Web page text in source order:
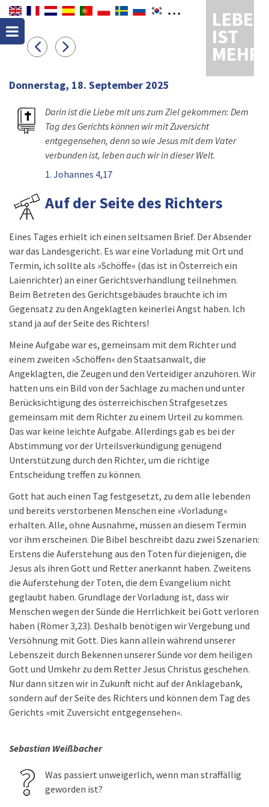
LEBEN
IST
MEHR
Donnerstag, 18. September 2025
Darin ist die Liebe mit uns zum Ziel gekommen: Dem
Tag des Gerichts können wir mit Zuversicht
entgegensehen, denn so wie Jesus mit dem Vater
verbunden ist, leben auch wir in dieser Welt.
1. Johannes 4,17
Auf der Seite des Richters
Eines Tages erhielt ich einen seltsamen Brief. Der Absender
war das Landesgericht. Es war eine Vorladung mit Ort und
Termin, ich sollte als »Schöffe« (das ist in Österreich ein
Laienrichter) an einer Gerichtsverhandlung teilnehmen.
Beim Betreten des Gerichtsgebäudes brauchte ich im
Gegensatz zu den Angeklagten keinerlei Angst haben. Ich
stand ja auf der Seite des Richters!
Meine Aufgabe war es, gemeinsam mit dem Richter und
einem zweiten »Schöffen« den Staatsanwalt, die
Angeklagten, die Zeugen und den Verteidiger anzuhören. Wir
hatten uns ein Bild von der Sachlage zu machen und unter
Berücksichtigung des österreichischen Strafgesetzes
gemeinsam mit dem Richter zu einem Urteil zu kommen.
Das war keine leichte Aufgabe. Allerdings gab es bei der
Abstimmung vor der Urteilsverkündigung genügend
Unterstützung durch den Richter, um die richtige
Entscheidung treffen zu können.
Gott hat auch einen Tag festgesetzt, zu dem alle lebenden
und bereits verstorbenen Menschen eine »Vorladung«
erhalten. Alle, ohne Ausnahme, müssen an diesem Termin
vor ihm erscheinen. Die Bibel beschreibt dazu zwei Szenarien:
Erstens die Auferstehung aus den Toten für diejenigen, die
Jesus als ihren Gott und Retter anerkannt haben. Zweitens
die Auferstehung der Toten, die dem Evangelium nicht
geglaubt haben. Grundlage der Vorladung ist, dass wir
Menschen wegen der Sünde die Herrlichkeit bei Gott verloren
haben (Römer 3,23). Deshalb benötigen wir Vergebung und
Versöhnung mit Gott. Dies kann allein während unserer
Lebenszeit durch Bekennen unserer Sünde vor dem heiligen
Gott und Umkehr zu dem Retter Jesus Christus geschehen.
Nur dann sitzen wir in Zukunft nicht auf der Anklagebank,
sondern auf der Seite des Richters und können dem Tag des
Gerichts »mit Zuversicht entgegensehen«.
Sebastian Weißbacher
Was passiert unweigerlich, wenn man straffällig
geworden ist?